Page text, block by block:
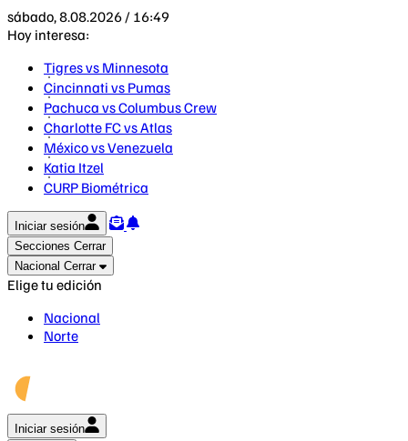
sábado, 8.08.2026 / 16:49
Hoy interesa:
Tigres vs Minnesota
Cincinnati vs Pumas
Pachuca vs Columbus Crew
Charlotte FC vs Atlas
México vs Venezuela
Katia Itzel
CURP Biométrica
Iniciar sesión
Secciones Cerrar
Nacional Cerrar
Elige tu edición
Nacional
Norte
Iniciar sesión